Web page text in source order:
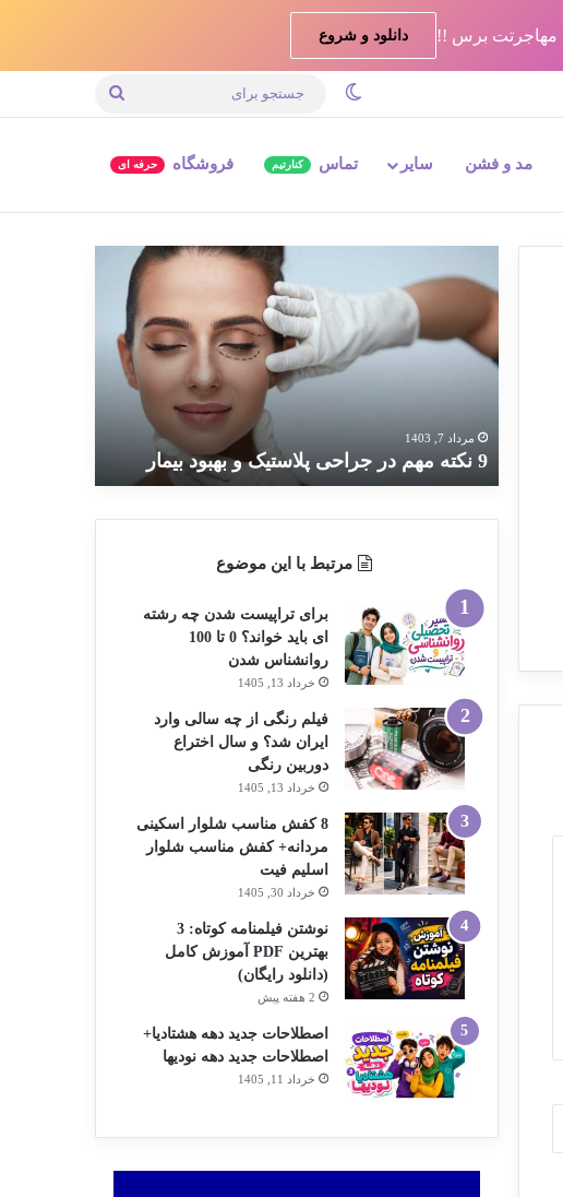
دانلود و شروع
تغییر پوسته جستجو
مد و فشن سایر تماس کنارتیم فروشگاه حرفه ای
نکته
مهم
در
جراحی
پلاستیک
بیمارمرداد 7, 1403
9 نکته مهم در جراحی پلاستیک و بهبود بیمار
مرتبط با این موضوع
برای تراپیست شدن چه رشته
ای باید خواند؟ 0 تا 100
روانشناس شدن
خرداد 13, 1405
فیلم رنگی از چه سالی وارد
ایران شد؟ و سال اختراع
دوربین رنگی
خرداد 13, 1405
8 کفش مناسب شلوار اسکینی
مردانه+ کفش مناسب شلوار
اسلیم فیت
خرداد 30, 1405
نوشتن فیلمنامه کوتاه: 3
بهترین PDF آموزش کامل
(دانلود رایگان)
2 هفته پیش
اصطلاحات جدید دهه هشتادیا+
اصطلاحات جدید دهه نودیها
خرداد 11, 1405